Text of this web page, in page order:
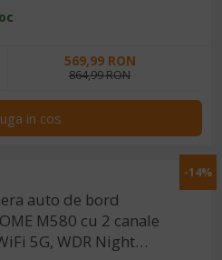
3", GPS, aplicatie
parcare
569,99 RON
864,99 RON
in cos
-14%
auto de bord
M580 cu 2 canale
5G, WDR Night